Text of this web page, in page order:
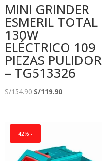
MINI GRINDER
ESMERIL TOTAL
130W
ELÉCTRICO 109
PIEZAS PULIDOR
– TG513326
S/154.90 El
S/154.90.
S/119.90El
42% -